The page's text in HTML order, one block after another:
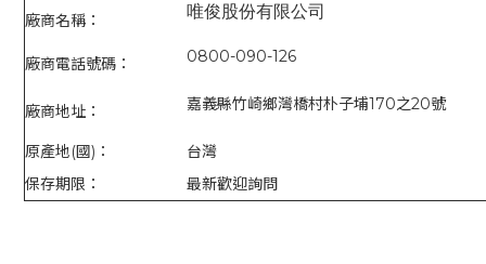
廠商名稱：
唯俊股份有限公司
廠商電話號碼： 0800-090-126
廠商地址： 嘉義縣竹崎鄉灣橋村朴子埔170之20號
原產地(國)：
台灣
保存期限：
最新歡迎詢問